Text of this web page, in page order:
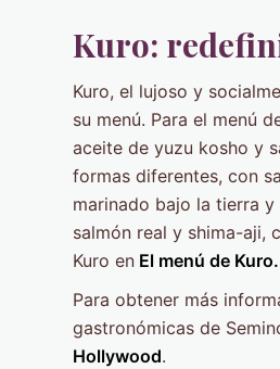
Kuro:
Kuro, el lujoso y
su menú. Para el menú
aceite de yuzu kosho y
formas diferentes, con
marinado bajo la tierra
salmón real y shima-aji,
Kuro en El menú de Kuro.
Para obtener más
gastronómicas de
Hollywood.